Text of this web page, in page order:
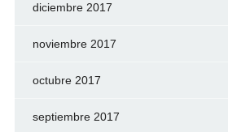
diciembre 2017
noviembre 2017
octubre 2017
septiembre 2017